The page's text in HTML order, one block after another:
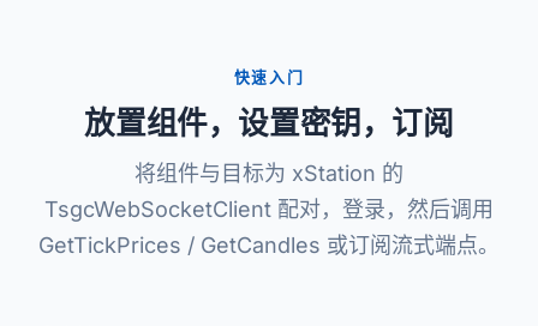
快速入门
放置组件，设置密钥，订阅
将组件与目标为 xStation 的
TsgcWebSocketClient 配对，登录，然后调用
GetTickPrices / GetCandles 或订阅流式端点。